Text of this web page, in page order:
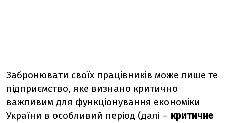
Забронювати своїх працівників може лише те
підприємство, яке визнано критично
важливим для функціонування економіки
України в особливий період (далі – критичне